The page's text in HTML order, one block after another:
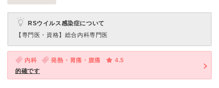
RSウイルス感染症について
【専門医・資格】 総合内科専門医
内科 発熱・胃痛・腹痛
4.5
的確です